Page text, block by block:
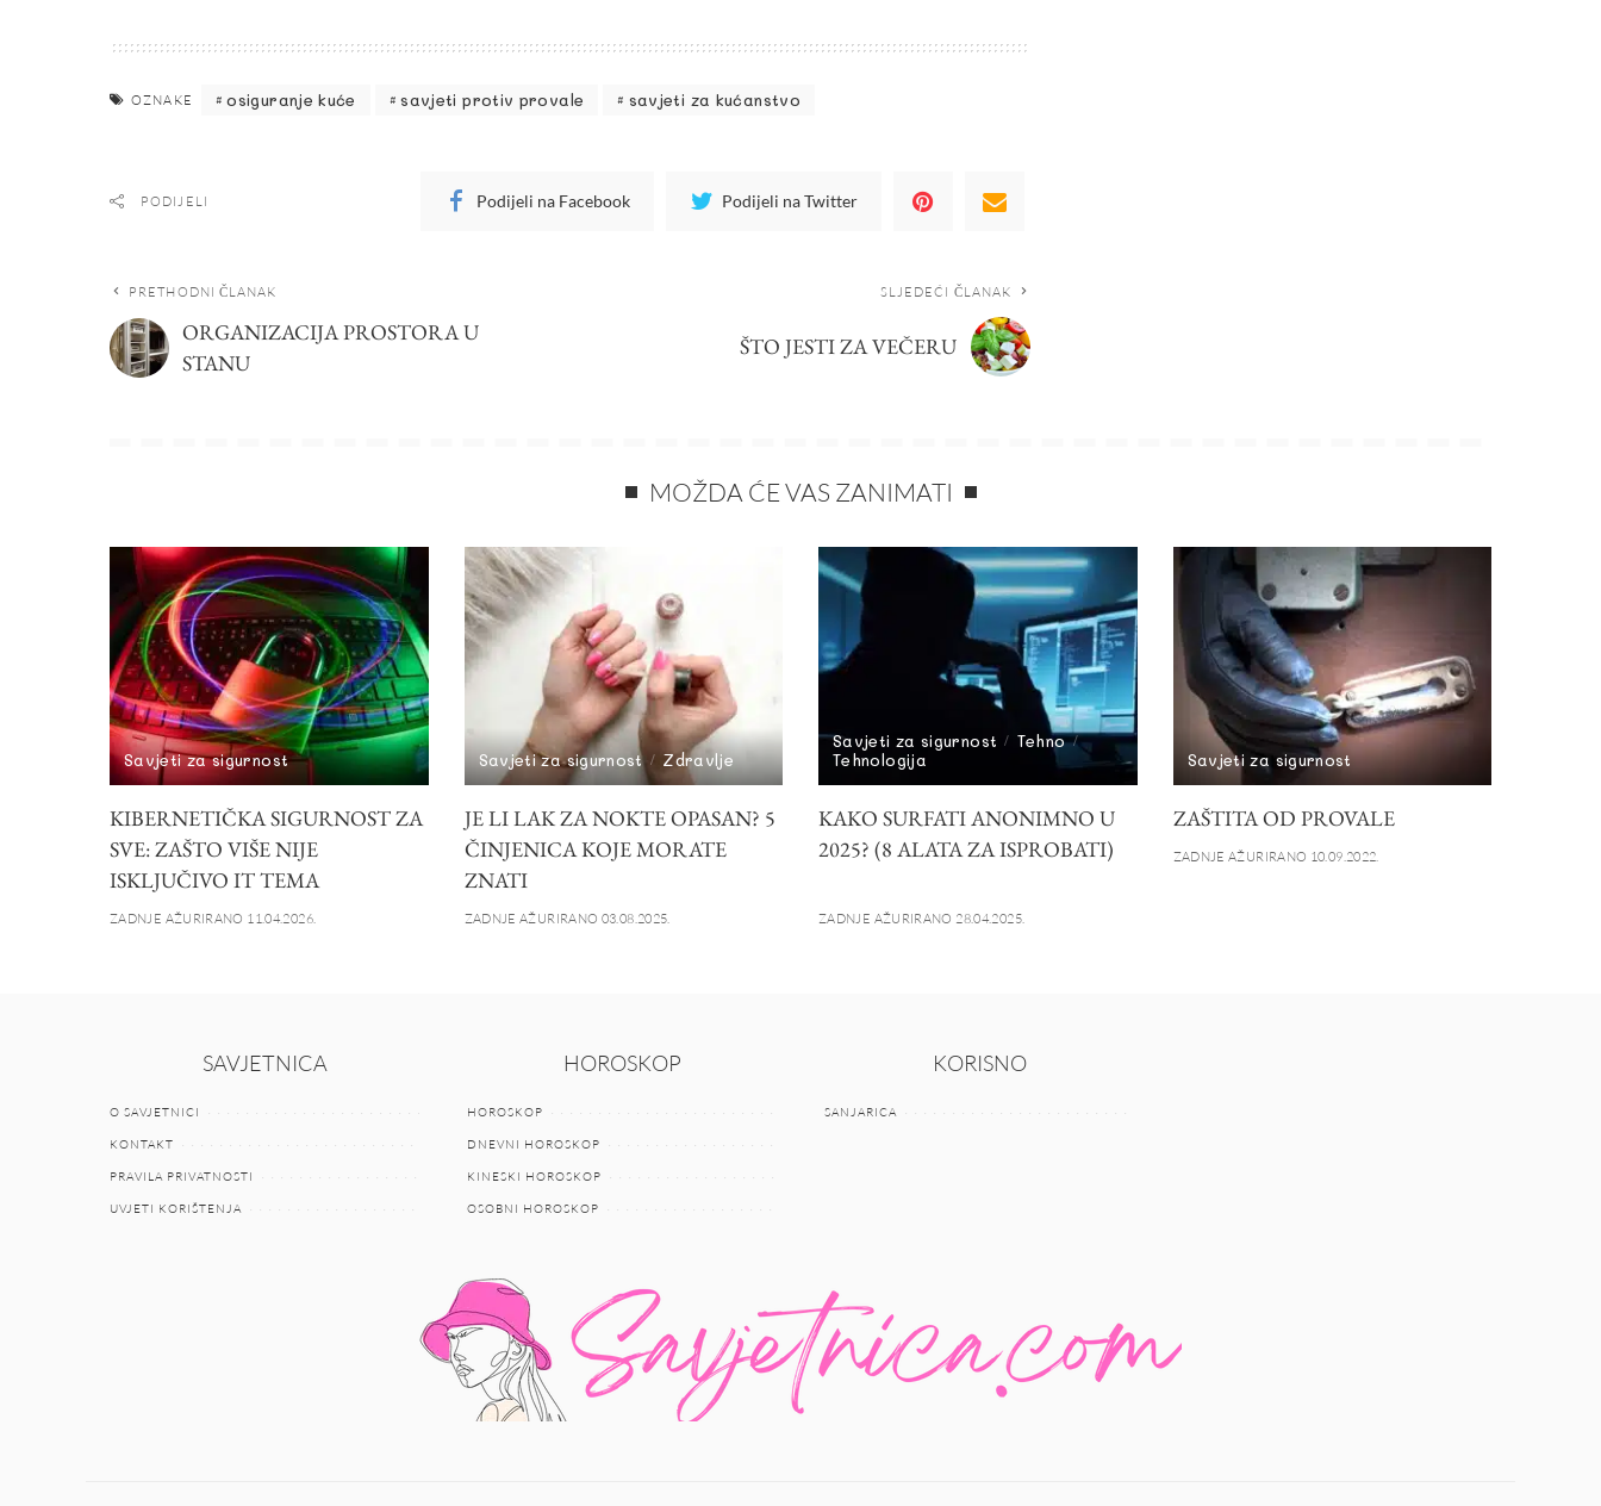
OZNAKE osiguranje kuće savjeti protiv provale savjeti za kućanstvo
PODIJELI Podijeli na Facebook Podijeli na Twitter
PRETHODNI ČLANAK
ORGANIZACIJA PROSTORA U
STANU
SLJEDEĆI ČLANAK
ŠTO JESTI ZA VEČERU
MOŽDA ĆE VAS ZANIMATI
Savjeti za sigurnost
KIBERNETIČKA SIGURNOST ZA
SVE: ZAŠTO VIŠE NIJE
ISKLJUČIVO IT TEMA
ZADNJE AŽURIRANO 11.04.2026.
Savjeti za sigurnost Zdravlje
JE LI LAK ZA NOKTE OPASAN? 5
ČINJENICA KOJE MORATE
ZNATI
ZADNJE AŽURIRANO 03.08.2025.
Savjeti za sigurnost
Tehno
Tehnologija
KAKO SURFATI ANONIMNO U
2025? (8 ALATA ZA ISPROBATI)
ZADNJE AŽURIRANO 28.04.2025.
Savjeti za sigurnost
ZAŠTITA OD PROVALE
ZADNJE AŽURIRANO 10.09.2022.
SAVJETNICA
O SAVJETNICI
KONTAKT
PRAVILA PRIVATNOSTI
UVJETI KORIŠTENJA
HOROSKOP
HOROSKOP
DNEVNI HOROSKOP
KINESKI HOROSKOP
OSOBNI HOROSKOP
KORISNO
SANJARICA